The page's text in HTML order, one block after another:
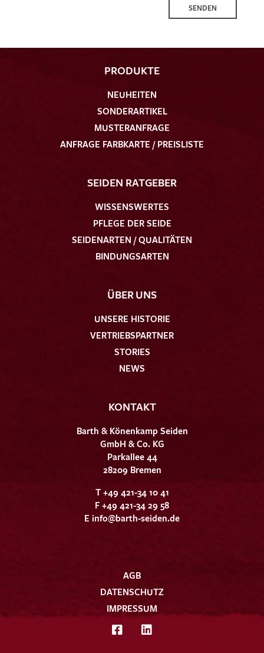
SENDEN
PRODUKTE
NEUHEITEN
SONDERARTIKEL
MUSTERANFRAGE
ANFRAGE FARBKARTE / PREISLISTE
SEIDEN RATGEBER
WISSENSWERTES
PFLEGE DER SEIDE
SEIDENARTEN / QUALITÄTEN
BINDUNGSARTEN
ÜBER UNS
UNSERE HISTORIE
VERTRIEBSPARTNER
STORIES
NEWS
KONTAKT
Barth & Könenkamp Seiden
GmbH & Co. KG
Parkallee 44
28209 Bremen
T +49 421-34 10 41
F +49 421-34 29 58
E info@barth-seiden.de
AGB
DATENSCHUTZ
IMPRESSUM